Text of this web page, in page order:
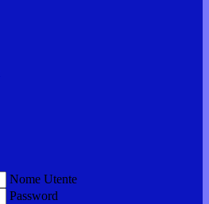
Nome Utente
Password